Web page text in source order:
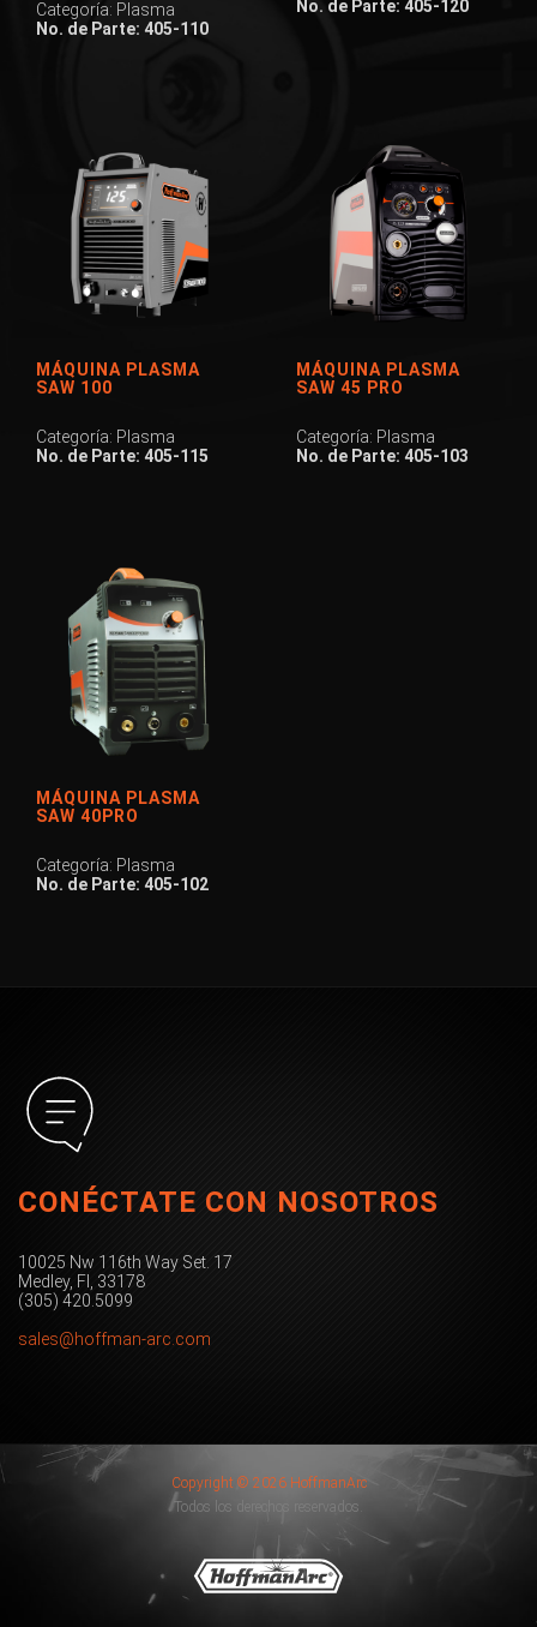
Categoría: Plasma
No. de Parte: 405-110
No. de Parte: 405-120
MÁQUINA PLASMA
SAW 100
Categoría: Plasma
No. de Parte: 405-115
MÁQUINA PLASMA
SAW 45 PRO
Categoría: Plasma
No. de Parte: 405-103
MÁQUINA PLASMA
SAW 40PRO
Categoría: Plasma
No. de Parte: 405-102
CONÉCTATE CON NOSOTROS
10025 Nw 116th Way Set. 17
Medley, Fl, 33178
(305) 420.5099
sales@hoffman-arc.com
Copyright © 2026 HoffmanArc
Todos los derechos reservados.